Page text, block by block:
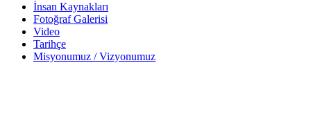
İnsan Kaynakları
Fotoğraf Galerisi
Video
Tarihçe
Misyonumuz / Vizyonumuz